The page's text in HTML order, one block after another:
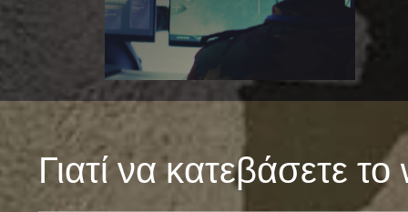
Γιατί να κατεβάσετε